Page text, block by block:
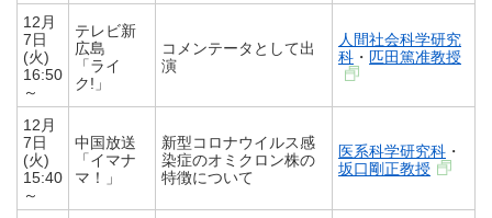
12月
7日
(火)
16:50
～
テレビ新
広島
「ライ
ク!」
コメンテータとして出
演
人間社会科学研究
科 ・ 匹田篤准教授
12月
7日
(火)
15:40
～
中国放送
「イマナ
マ！」
新型コロナウイルス感
染症のオミクロン株の
特徴について
医系科学研究科 ・
坂口剛正教授